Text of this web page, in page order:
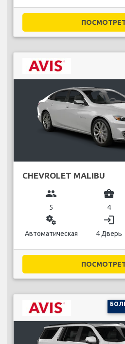
CHEVROLET MALIBU
group
5
business_center
4
miscellaneous_services
Автоматическая
login
4 Дверь